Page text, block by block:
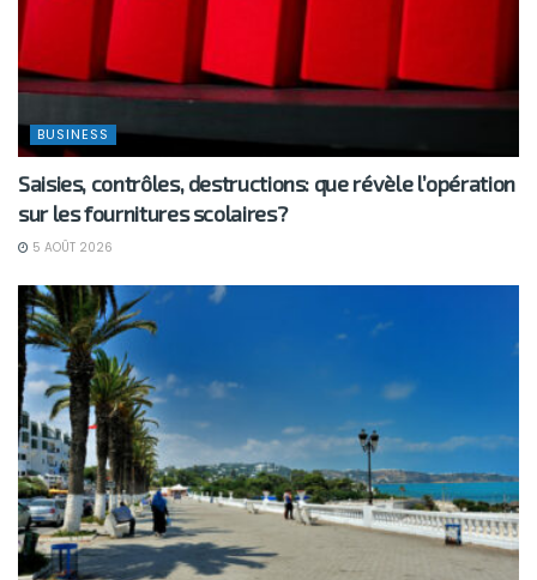
BUSINESS
Saisies, contrôles, destructions: que révèle l’opération
sur les fournitures scolaires?
5 AOÛT 2026